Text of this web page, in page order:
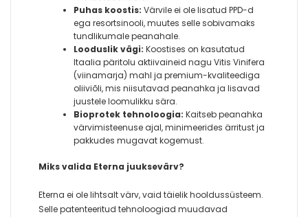
Puhas koostis: Värvile ei ole lisatud PPD-d
ega resortsinooli, muutes selle sobivamaks
tundlikumale peanahale.
Looduslik vägi: Koostises on kasutatud
Itaalia päritolu aktiivaineid nagu Vitis Vinifera
(viinamarja) mahl ja premium-kvaliteediga
oliiviõli, mis niisutavad peanahka ja lisavad
juustele loomulikku sära.
Bioprotek tehnoloogia: Kaitseb peanahka
värvimisteenuse ajal, minimeerides ärritust ja
pakkudes mugavat kogemust.
Miks valida Eterna juuksevärv?
Eterna ei ole lihtsalt värv, vaid täielik hooldussüsteem.
Selle patenteeritud tehnoloogiad muudavad